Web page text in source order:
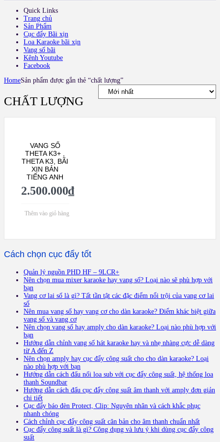
Quick Links
Trang chủ
Sản Phẩm
Cục đẩy Bãi xịn
Loa Karaoke bãi xịn
Vang số bãi
Kênh Youtube
Facebook
HomeSản phẩm được gắn thẻ “chất lượng”
CHẤT LƯỢNG
VANG SỐ
THETA K3+ ,
THETA K3, BÃI
XỊN BẢN
TIẾNG ANH
2.500.000₫
Thêm vào giỏ hàng
Cách chọn cục đẩy tốt
Quản lý nguồn PHD HF – 9LCR+
Nên chọn mua mixer karaoke hay vang số? Loại nào sẽ phù hợp với
bạn
Vang cơ lai số là gì? Tất tần tật các đặc điểm nổi trội của vang cơ lai
số
Nên mua vang số hay vang cơ cho dàn karaoke? Điểm khác biệt giữa
vang số và vang cơ
Nên chọn vang số hay amply cho dàn karaoke? Loại nào phù hợp với
bạn
Hướng dẫn chỉnh vang số hát karaoke hay và nhẹ nhàng cực dễ dàng
từ A đến Z
Nên chọn amply hay cục đẩy công suất cho cho dàn karaoke? Loại
nào phù hợp với bạn
Hướng dẫn cách đấu nối loa sub với cục đẩy công suất, hệ thống loa
thanh Soundbar
Hướng dẫn cách đấu cục đẩy công suất âm thanh với amply đơn giản
chi tiết
Cục đẩy báo đèn Protect, Clip: Nguyên nhân và cách khắc phục
nhanh chóng
Cách chỉnh cục đẩy công suất căn bản cho âm thanh chuẩn nhất
Cục đẩy công suất là gì? Công dụng và lưu ý khi dùng cục đẩy công
suất